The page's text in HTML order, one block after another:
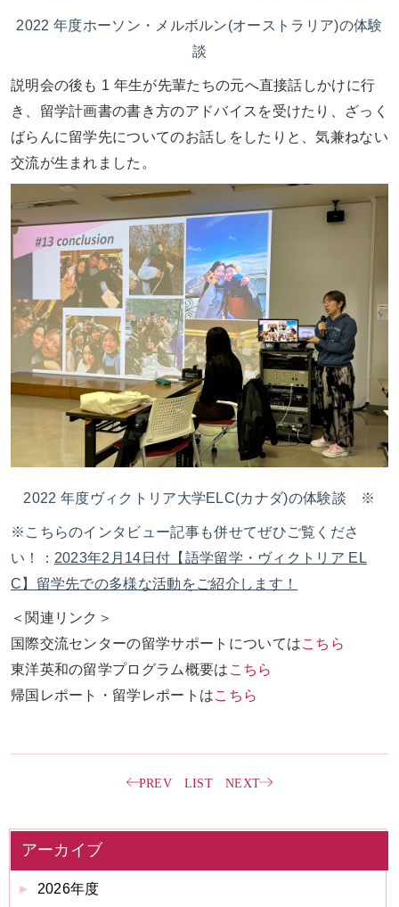
2022 年度ホーソン・メルボルン(オーストラリア)の体験
談
説明会の後も 1 年生が先輩たちの元へ直接話しかけに行
き、留学計画書の書き方のアドバイスを受けたり、ざっく
ばらんに留学先についてのお話しをしたりと、気兼ねない
交流が生まれました。
2022 年度ヴィクトリア大学ELC(カナダ)の体験談 ※
※こちらのインタビュー記事も併せてぜひご覧くださ
い！： 2023年2月14日付【語学留学・ヴィクトリア EL
C】留学先での多様な活動をご紹介します！
＜関連リンク＞
国際交流センターの留学サポートについてはこちら
東洋英和の留学プログラム概要は こちら
帰国レポート・留学レポートはこちら
PREV LIST NEXT
アーカイブ
2026年度